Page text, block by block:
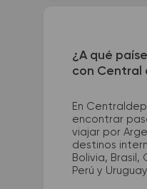
¿A qué
con Central
En
encontrar
viajar por
destinos
Bolivia, Brasil,
Perú y